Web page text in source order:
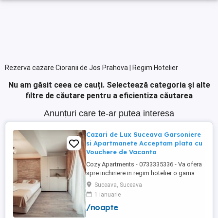
Rezerva cazare Cioranii de Jos Prahova | Regim Hotelier
Nu am găsit ceea ce cauți. Selectează categoria și alte
filtre de căutare pentru a eficientiza căutarea
Anunțuri care te-ar putea interesa
Cazari de Lux Suceava Garsoniere
si Apartmanete Acceptam plata cu
Vouchere de Vacanta
Cozy Apartments - 0733335336 - Va ofera
spre inchiriere in regim hotelier o gama
variata de apartamente si garsoniere
situate in puncte cheie ale orasului
Suceava: Bulevardul George Enescu.
Kaufland George Enescu In centrul
Suceava, Suceava
1 ianuarie
/noapte